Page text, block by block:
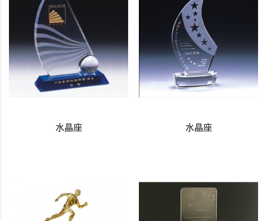
水晶座 水晶座